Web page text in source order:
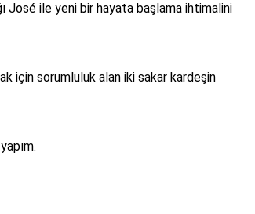
José ile yeni bir hayata başlama ihtimalini
için sorumluluk alan iki sakar kardeşin